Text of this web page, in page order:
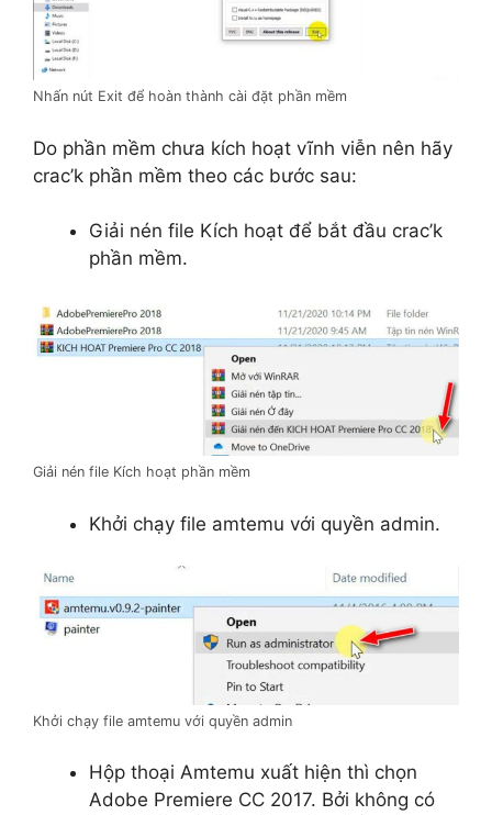
Nhấn nút Exit để hoàn thành cài đặt phần mềm
Do phần mềm chưa kích hoạt vĩnh viễn nên hãy
crac’k phần mềm theo các bước sau:
Giải nén file Kích hoạt để bắt đầu crac’k
phần mềm.
Giải nén file Kích hoạt phần mềm
Khởi chạy file amtemu với quyền admin.
Khởi chạy file amtemu với quyền admin
Hộp thoại Amtemu xuất hiện thì chọn
Adobe Premiere CC 2017. Bởi không có